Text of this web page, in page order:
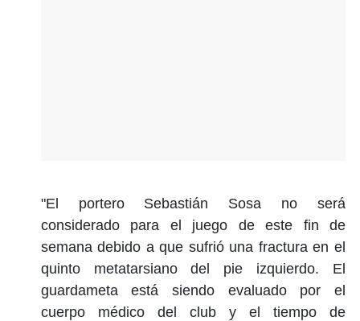
"El portero Sebastián Sosa no será
considerado para el juego de este fin de
semana debido a que sufrió una fractura en el
quinto metatarsiano del pie izquierdo. El
guardameta está siendo evaluado por el
cuerpo médico del club y el tiempo de